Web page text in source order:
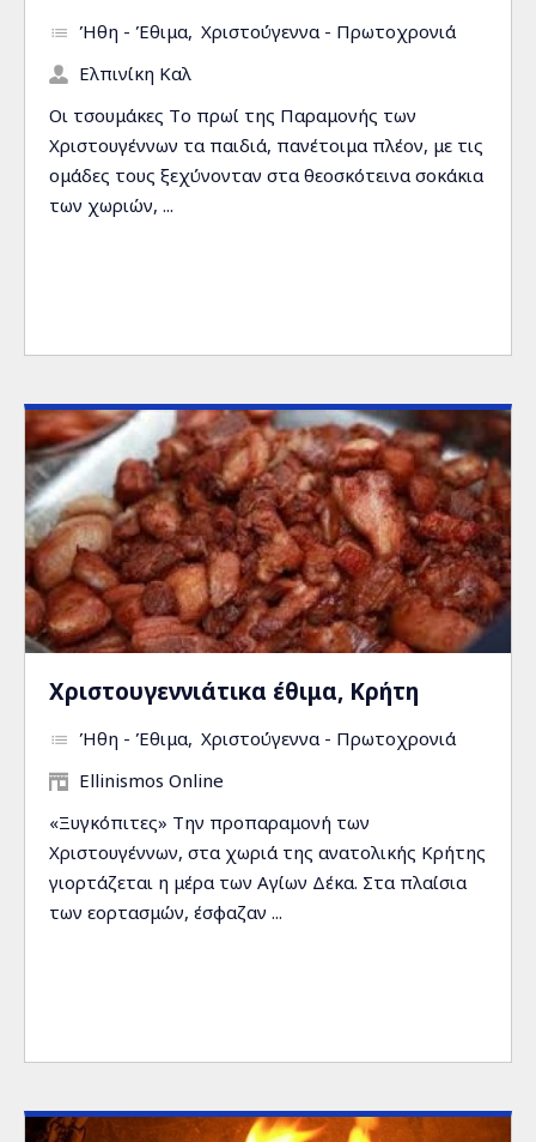
Ήθη - Έθιμα Χριστούγεννα - Πρωτοχρονιά
Ελπινίκη Καλ
Οι τσουμάκες Tο πρωί της Παραμονής των
Χριστουγέννων τα παιδιά, πανέτοιμα πλέον, με τις
ομάδες τους ξεχύνονταν στα θεοσκότεινα σοκάκια
των χωριών, ...
Χριστουγεννιάτικα έθιμα, Κρήτη
Ήθη - Έθιμα Χριστούγεννα - Πρωτοχρονιά
Ellinismos Online
«Ξυγκόπιτες» Την προπαραμονή των
Χριστουγέννων, στα χωριά της ανατολικής Κρήτης
γιορτάζεται η μέρα των Αγίων Δέκα. Στα πλαίσια
των εορτασμών, έσφαζαν ...